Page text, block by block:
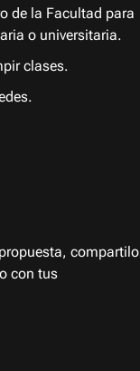
de la Facultad para
o universitaria.
clases.
compartilo
con tus